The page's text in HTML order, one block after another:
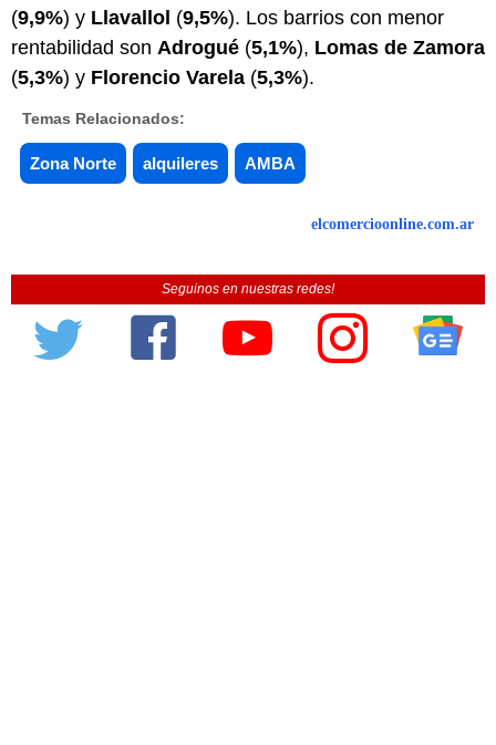
(9,9%) y Llavallol (9,5%). Los barrios con menor
rentabilidad son Adrogué (5,1%), Lomas de Zamora
(5,3%) y Florencio Varela (5,3%).
Temas Relacionados:
Zona Norte alquileres AMBA
elcomercioonline.com.ar
Seguinos en nuestras redes!